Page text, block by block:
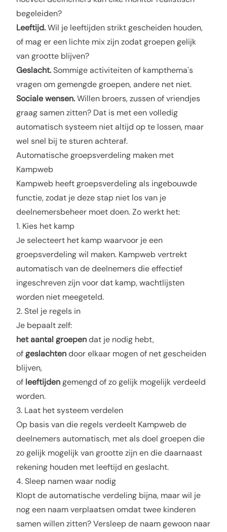
begeleiden?
Leeftijd.Wil je leeftijden strikt gescheiden houden,
of mag er een lichte mix zijn zodat groepen gelijk
van grootte blijven?
Geslacht.Sommige activiteiten of kampthema's
vragen om gemengde groepen, andere net niet.
Sociale wensen.Willen broers, zussen of vriendjes
graag samen zitten? Dat is met een volledig
automatisch systeem niet altijd op te lossen, maar
wel snel bij te sturen achteraf.
Automatische groepsverdeling maken met
Kampweb
Kampweb heeftgroepsverdelingals ingebouwde
functie, zodat je deze stap niet los van je
deelnemersbeheer moet doen. Zo werkt het:
1. Kies het kamp
Je selecteert het kamp waarvoor je een
groepsverdeling wil maken. Kampweb vertrekt
automatisch van de deelnemers die effectief
ingeschreven zijn voor dat kamp, wachtlijsten
worden niet meegeteld.
2. Stel je regels in
Je bepaalt zelf:
het aantal groependat je nodig hebt,
ofgeslachtendoor elkaar mogen of net gescheiden
blijven,
of leeftijdengemengd of zo gelijk mogelijk verdeeld
worden.
3. Laat het systeem verdelen
Op basis van die regels verdeelt Kampweb de
deelnemers automatisch, met als doel groepen die
zo gelijk mogelijk van grootte zijn en die daarnaast
rekening houden met leeftijd en geslacht.
4. Sleep namen waar nodig
Klopt de automatische verdeling bijna, maar wil je
nog een naam verplaatsen omdat twee kinderen
samen willen zitten? Versleep de naam gewoon naar